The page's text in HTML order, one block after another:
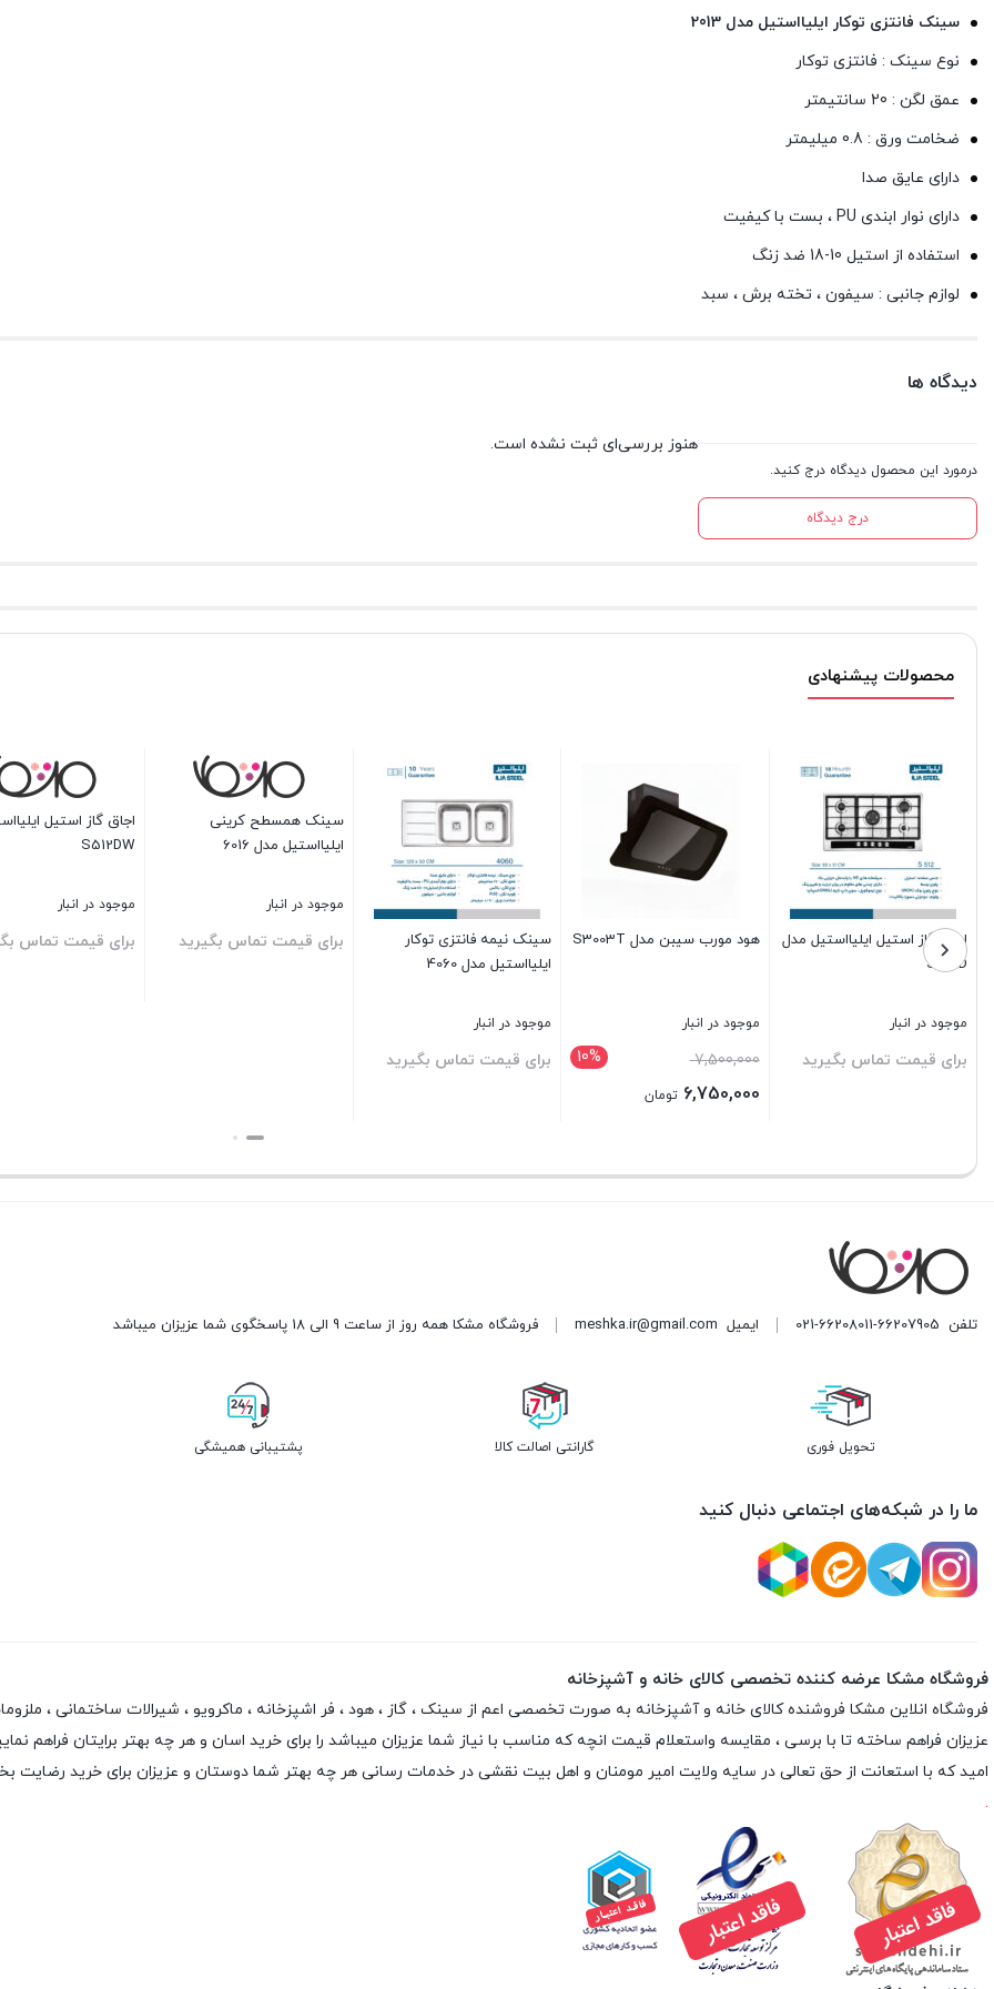
سینک فانتزی توکار ایلیااستیل مدل 2013
نوع سینک : فانتزی توکار
عمق لگن : 20 سانتیمتر
ضخامت ورق : 0.8 میلیمتر
دارای عایق صدا
دارای نوار ابندی PU ، بست با کیفیت
استفاده از استیل 10-18 ضد زنگ
لوازم جانبی : سیفون ، تخته برش ، سبد
دیدگاه ها
درمورد این محصول دیدگاه درج کنید.
درج دیدگاه
هنوز بررسی‌ای ثبت نشده است.
محصولات پیشنهادی
نیمه فانتزی توکار
مدل 4060
در انبار
قیمت تماس بگیرید
سینک همسطح کرینی
ایلیااستیل مدل 6016
موجود در انبار
برای قیمت تماس بگیرید
اجاق گاز استیل ایلیااستیل مدل
موجود در انبار
برای قیمت تماس بگیرید
سینک فانتزی روکار نگین
برای قیمت تماس بگیرید
سینک فانتزی توکار ایلیااستیل
موجود در انبار
برای قیمت تماس بگیرید
تلفن 021-66208011-66207905 ایمیل meshka.ir@gmail.com فروشگاه مشکا همه روز از ساعت 9 الی 18 پاسخگوی شما عزیزان میباشد
تحویل فوری گارانتی اصالت کالا پشتیبانی همیشگی
ما را در شبکه‌های اجتماعی دنبال کنید
فروشگاه مشکا عرضه کننده تخصصی کالای خانه و آشپزخانه
فروشگاه انلاین مشکا فروشنده کالای خانه و آشپزخانه به صورت تخصصی اعم از سینک ، گاز ، هود ، فر اشپزخانه ، ماکرویو ، شیرالات ساختمانی ،
عزیزان فراهم ساخته تا با برسی ، مقایسه واستعلام قیمت انچه که مناسب با نیاز شما عزیزان میباشد را برای خرید اسان و هر چه بهتر برایتان فراهم
امید که با استعانت از حق تعالی در سایه ولایت امیر مومنان و اهل بیت نقشی در خدمات رسانی هر چه بهتر شما دوستان و عزیزان برای خرید
.